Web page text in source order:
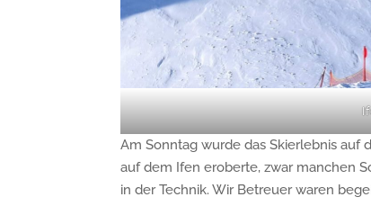
Am Sonntag wurde das Skierlebnis auf
auf dem Ifen eroberte, zwar manchen
in der Technik. Wir Betreuer waren